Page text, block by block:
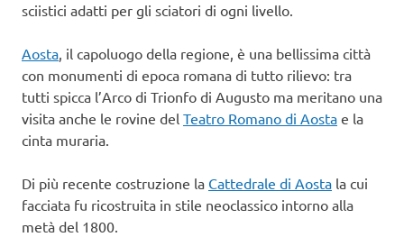
sciistici adatti per gli sciatori di ogni livello.
Aosta, il capoluogo della regione, è una bellissima città
con monumenti di epoca romana di tutto rilievo: tra
tutti spicca l’Arco di Trionfo di Augusto ma meritano una
visita anche le rovine del Teatro Romano di Aosta e la
cinta muraria.
Di più recente costruzione la Cattedrale di Aosta la cui
facciata fu ricostruita in stile neoclassico intorno alla
metà del 1800.